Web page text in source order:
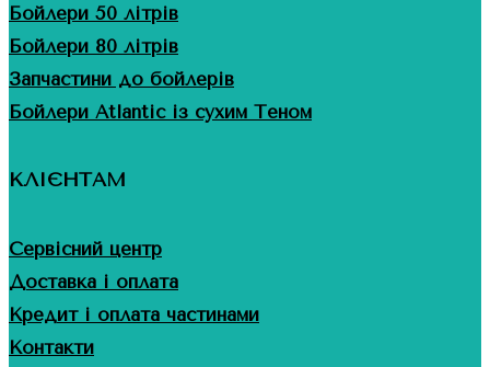
Бойлери 50 літрів
Бойлери 80 літрів
Запчастини до бойлерів
Бойлери Atlantic із сухим Теном
КЛІЄНТАМ
Сервісний центр
Доставка і оплата
Кредит і оплата частинами
Контакти